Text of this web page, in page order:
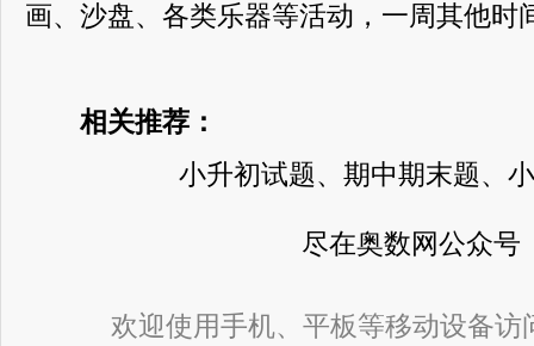
画、沙盘、各类乐器等活动，一周其他时
相关推荐：
小升初试题、期中期末题、
尽在奥数网公众号
欢迎使用手机、平板等移动设备访